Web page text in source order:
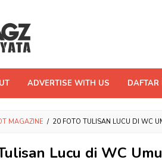
ADVERTISE WITH US DAFTAR
MAGAZINE / 20 FOTO TULISAN LUCU DI WC
Lucu di WC